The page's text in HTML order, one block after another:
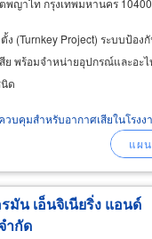
พญาไท กรุงเทพมหานคร 10400
ง (Turnkey Project) ระบบป้อง
ย พร้อมจำหน่ายอุปกรณ์และอะไ
ด
บคุมสำหรับอากาศเสียในโรงง
มัน เอ็นจิเนียริ่ง แอนด์
ำกัด